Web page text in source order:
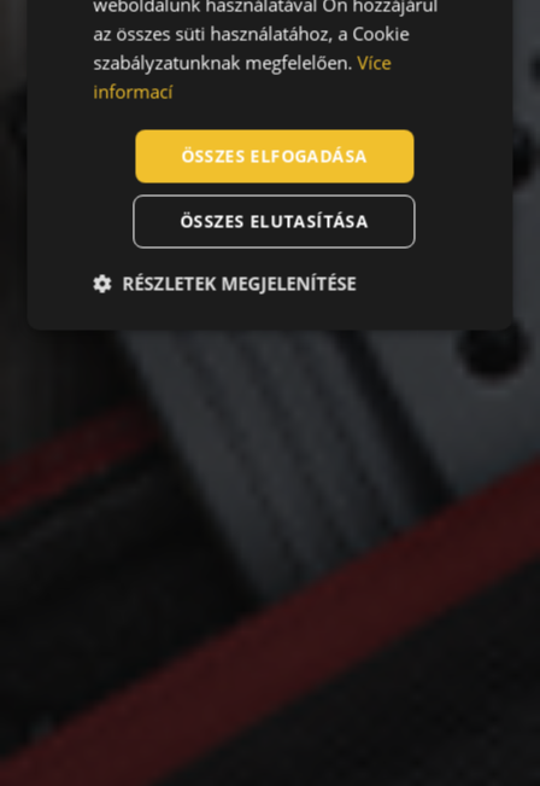
HUNGARIAN
SLOVAK
GERMAN
az összes süti használatához, a Cookie
szabályzatunknak megfelelően. Více
informací
ÖSSZES ELFOGADÁSA
ÖSSZES ELUTASÍTÁSA
RÉSZLETEK MEGJELENÍTÉSE